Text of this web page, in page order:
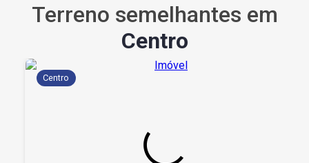
Terreno semelhantes em
Centro
Centro